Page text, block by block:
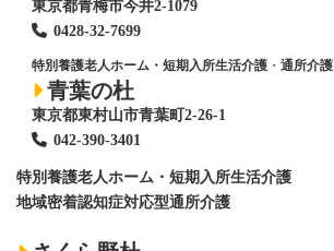
東京都青梅市今井2-1079
0428-32-7699
特別養護老人ホーム・短期入所生活介護 ・ 通所介護
青葉の杜
東京都東村山市青葉町2-26-1
042-390-3401
特別養護老人ホーム ・短期入所生活介護
地域密着認知症対応型通所介護